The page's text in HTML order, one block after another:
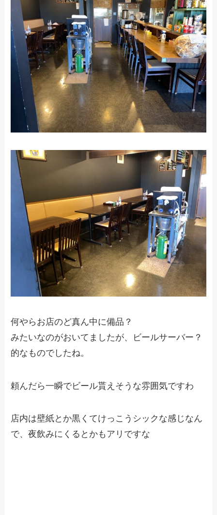
何やらお店のど真ん中に備品？
みたいなのがおいてましたが、ビールサーバー？
的なものでしたね。
頼んだら一瞬でビール貰えそうな雰囲気ですわ
店内は壁紙とか黒くてけっこうシックな感じなん
で、夜飲みにくるとかもアリですな